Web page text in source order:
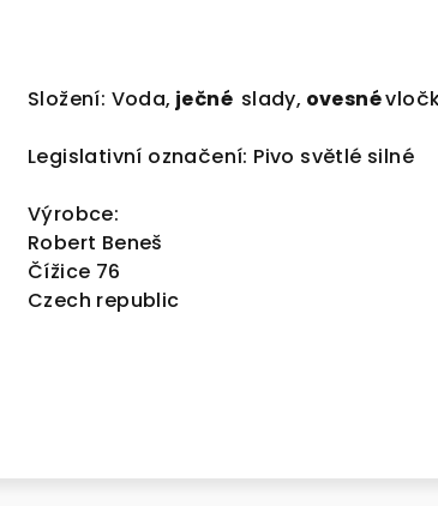
Složení: Voda, ječné slady, ovesné
Legislativní označení: Pivo světlé silné
Výrobce:
Robert Beneš
Čížice 76
Czech republic